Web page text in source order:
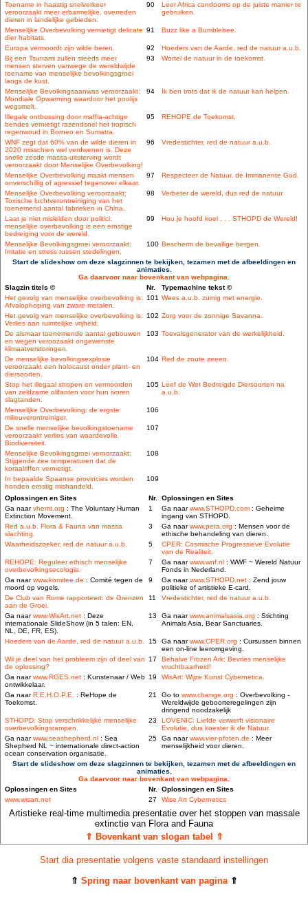
Toename in haastig snelverkeer
veroorzaakt meer erbarmelijke, overreden
dieren in landelijke gebieden.
90
Leer Africa condooms op de juiste manier te
gebruiken.
Menselijke Overbevolking vernietigt delicate
dier habitats.
91 Buzz like a Bumblebee.
Europa vermoordt zijn wilde beren. 92
Hoeders van de Aarde, red de natuur a.u.b.
Bij een Tsunami zullen steeds meer
mensen sterven vanwege de wereldwijde
toename van menselijke bevolkingsgroei
langs de kust.
93 Wortel de natuur in de toekomst.
Menselijke Bevolkingsaanwas veroorzaakt:
Mondiale Opwarming waardoor het poolijs
wegsmelt.
94 Ik ben trots dat ik de natuur kan helpen.
Illegale ontbossing door maffia-achtige
bendes vernietigt razendsnel het tropisch
regenwoud in Borneo en Sumatra.
95 REHOPE de Toekomst.
WNF zegt dat 60% van de wilde dieren in
2020 misschien wel verdwenen is. Deze
snelle zesde massa-uitsterving wordt
veroorzaakt door Menselijke Overbevolking!
96 Vredestichter, red de natuur a.u.b.
Menselijke Overbevolking maakt mensen
onverschillig of agressief tegenover elkaar.
97 Respecteer de Natuur, de Immanente God.
Menselijke Overbevolking veroorzaakt:
Toxische luchtverontreiniging van het
toenemend aantal fabrieken in China.
98 Verbeter de wereld, dus red de natuur.
Laat je niet misleiden door politici:
menselijke overbevolking is een ernstige
bedreiging voor de wereld.
99 Hou je hoofd koel . . . STHOPD de Wereld!
Menselijke Bevolkingsgroei veroorzaakt:
Irritatie en stress tussen stedelingen.
100 Bescherm de bevallige bergen.
Start de slideshow om deze slagzinnen te bekijken, tezamen met de afbeeldingen en
animaties.
Ga daarvoor naar bovenkant van webpagina.
Slagzin titels ©
Nr.
Typemachine tekst ©
Het gevolg van menselijke overbevolking is:
Afvalophoping van zware metalen.
101 Wees a.u.b. zuinig met energie.
Het gevolg van menselijke overbevolking is:
Verlies aan ruimtelijke vrijheid.
102 Zorg voor de zonnige Savanna.
De alsmaar toenemende aantal gebouwen
en wegen veroozaakt ongewenste
klimaatverstoringen.
103 Toevalsgenerator van de werkelijkheid.
De menselijke bevolkingsexplosie
veroorzaakt een holocaust onder plant- en
diersoorten.
104 Red de zoute zeeen.
Stop het illegaal stropen en vermoorden
van zeldzame olifanten voor hun ivoren
slagtanden.
105 Leef de Wet Bedreigde Diersoorten na
a.u.b.
Menselijke Overbevolking: de ergste
milieuverontreiniger.
106
De snelle menselijke bevolkingstoename
veroorzaakt verlies van waardevolle
Biodiversiteit.
107
Menselijke Bevolkingsgroei veroorzaakt:
Stijgende zee temperaturen dat de
koraalriffen vernietigt.
108
In bepaalde Spaanse provincies worden
honden ernstig mishandeld.
109
Oplossingen en Sites Nr. Oplossingen en Sites
Ga naarvhemt.org : The Voluntary Human
Extinction Movement.
1 Ga naarwww.STHOPD.com : Geheime
ingang van STHOPD.
Red a.u.b. Flora & Fauna van massa
slachting.
3 Ga naarwww.peta.org : Mensen voor de
ethische behandeling van dieren.
Waarheidszoeker, red de natuur a.u.b.
5
CPER: Cosmische Progressieve Evolutie
van de Realiteit.
REHOPE: Reguleer ethisch menselijke
overbevolkingsecologie.
7 Ga naarwww.wnf.nl : WWF ~ Wereld Natuur
Fonds in Nederland.
Ga naarwww.komitee.de : Comité tegen de
moord op vogels.
9 Ga naarwww.STHOPD.net : Zend jouw
politieke of artistieke E-card.
De Club van Rome rapporteert: de Grenzen
aan de Groei.
11 Vredestichter, red de natuur a.u.b.
Ga naarwww.WisArt.net : Deze
internationale SlideShow (in 5 talen: EN,
NL, DE, FR, ES).
13 Ga naarwww.animalsasia.org : Stichting
Animals Asia, Bear Sanctuaries.
Hoeders van de Aarde, red de natuur a.u.b. 15 Ga naarwww.CPER.org : Cursussen binnen
een on-line leeromgeving.
Wil je deel van het probleem zijn of deel van
de oplossing?
17
Behalve Frozen Ark: Bevries menselijke
vruchtbaarheid!
Ga naarwww.RGES.net : Kunstenaar / Web
ontwikkelaar.
19 WisArt: Wijze Kunst Cybernetica.
Ga naarR.E.H.O.P.E. : ReHope de
Toekomst.
21 Go to www.change.org : Overbevolking -
Wereldwijde geboorteregelingen zijn
dringend noodzakelijk
STHOPD: Stop verschrikkelijke menselijke
overbevolkingsrampen.
23
LOVENIC: Liefde verwerft visionaire
Evolutie, dus koester ik de Natuur.
Ga naarwww.seashepherd.nl : Sea
Shepherd NL ~ internationale direct-action
ocean conservation organisatie.
25 Ga naarwww.vier-pfoten.de : Meer
menselijkheid voor dieren.
Start de slideshow om deze slagzinnen te bekijken, tezamen met de afbeeldingen en
animaties.
Ga daarvoor naar bovenkant van webpagina.
Oplossingen en Sites
Nr. Oplossingen en Sites
www.wisart.net
27 Wise Art Cybernetics
Artistieke real-time multimedia presentatie over het stoppen van massale
extinctie van Flora and Fauna
⇑ Bovenkant van slogan tabel ⇑
Start dia presentatie volgens vaste standaard instellingen
⇑ Spring naar bovenkant van pagina⇑